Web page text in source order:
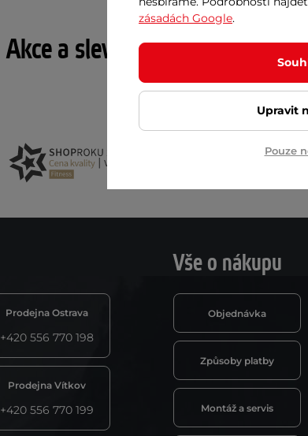
Akce a slevy na email
Prodejna Ostrava
+420 556 770 198
Prodejna Vítkov
+420 556 770 199
Vše o nákupu
Objednávka
Způsoby platby
Montáž a servis
zásadách Google.
Upravit
Pouze